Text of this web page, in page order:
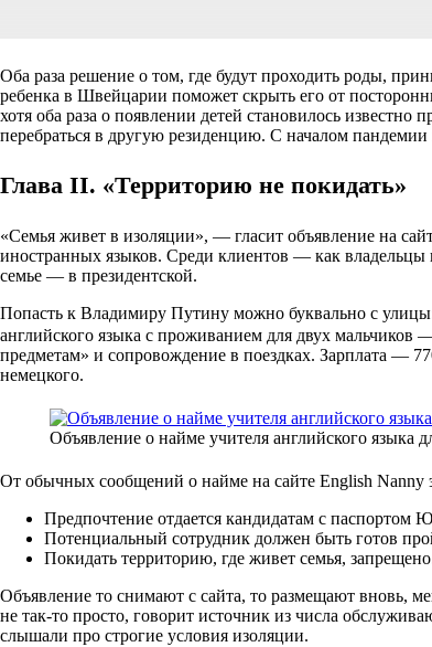
Оба раза решение о том, где будут проходить роды,
ребенка в Швейцарии поможет скрыть его от
хотя оба раза о появлении детей становилось
перебраться в другую резиденцию. С началом
Глава II. «Территорию не покидать»
«Семья живет в изоляции», — гласит объявление на
иностранных языков. Среди клиентов — как владельцы
семье — в президентской.
Попасть к Владимиру Путину можно буквально с
английского языка с проживанием для двух мальчиков
предметам» и сопровождение в поездках. Зарплата —
немецкого.
Объявление о найме учителя английского языка
От обычных сообщений о найме на сайте English Nanny
Предпочтение отдается кандидатам с паспортом
Потенциальный сотрудник должен быть готов
Покидать территорию, где живет семья,
Объявление то снимают с сайта, то размещают вновь,
не так-то просто, говорит источник из числа
слышали про строгие условия изоляции.